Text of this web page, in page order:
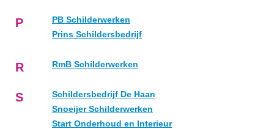
P
PB Schilderwerken
Prins Schildersbedrijf
R RmB Schilderwerken
S
Schildersbedrijf De Haan
Snoeijer Schilderwerken
Start Onderhoud en Interieur